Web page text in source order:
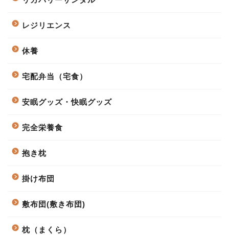
レジリエンス
休養
宅配弁当（宅食）
安眠グッズ・快眠グッズ
完全栄養食
抱き枕
掛け布団
敷布団(敷き布団)
枕（まくら）